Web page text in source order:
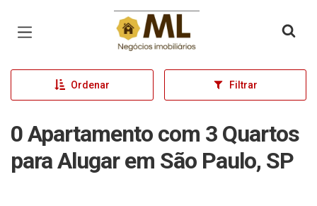
Página inicial
Ordenar Filtrar
0 Apartamento com 3 Quartos
para Alugar em São Paulo, SP